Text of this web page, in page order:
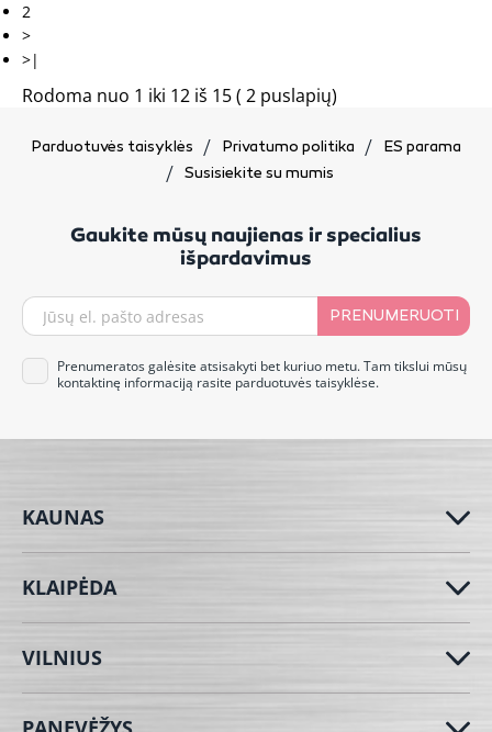
2
>
>|
Rodoma nuo 1 iki 12 iš 15 ( 2 puslapių)
Parduotuvės taisyklės Privatumo politika
ES parama
Susisiekite su mumis
Gaukite mūsų naujienas ir specialius
išpardavimus
PRENUMERUOTI
Prenumeratos galėsite atsisakyti bet kuriuo metu. Tam tikslui mūsų
kontaktinę informaciją rasite parduotuvės taisyklėse.
KAUNAS
KLAIPĖDA
VILNIUS